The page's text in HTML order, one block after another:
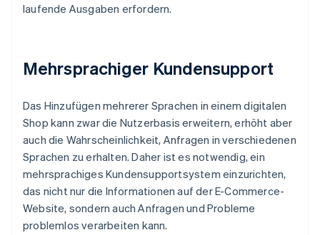
laufende Ausgaben erfordern.
Mehrsprachiger Kundensupport
Das Hinzufügen mehrerer Sprachen in einem digitalen
Shop kann zwar die Nutzerbasis erweitern, erhöht aber
auch die Wahrscheinlichkeit, Anfragen in verschiedenen
Sprachen zu erhalten. Daher ist es notwendig, ein
mehrsprachiges Kundensupportsystem einzurichten,
das nicht nur die Informationen auf der E-Commerce-
Website, sondern auch Anfragen und Probleme
problemlos verarbeiten kann.